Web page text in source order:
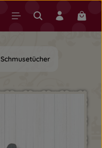
Schmusetücher